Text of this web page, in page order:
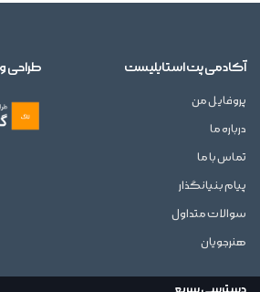
آکادمی پت استایلیست
پروفایل من
درباره ما
تماس با ما
پیام بنیانگذار
سوالات متداول
هنرجویان
طراحی